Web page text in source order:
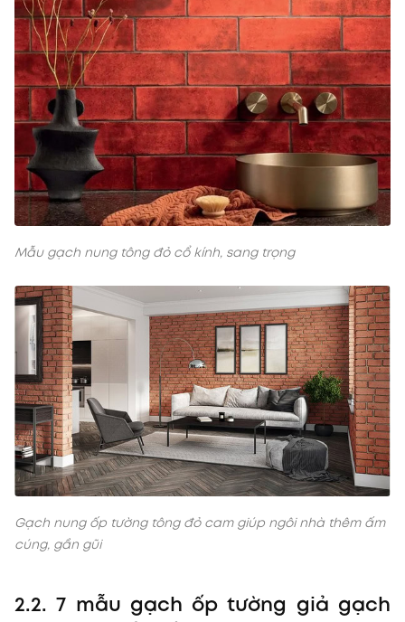
Mẫu gạch nung tông đỏ cổ kính, sang trọng
Gạch nung ốp tường tông đỏ cam giúp ngôi nhà thêm ấm
cúng, gần gũi
2.2. 7 mẫu gạch ốp tường giả gạch